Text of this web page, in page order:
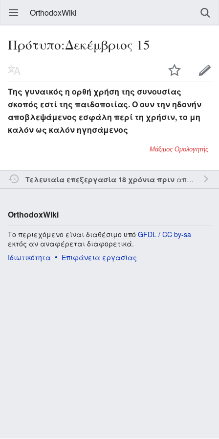
OrthodoxWiki
Πρότυπο:Δεκέμβριος 15
Της γυναικός η ορθή χρήση της συνουσίας
σκοπός εστί της παιδοποιίας. Ο ουν την ηδονήν
αποβλεψάμενος εσφάλη περί τη χρήσιν, το μη
καλόν ως καλόν ηγησάμενος
Μάξιμος Ομολογητής
Τελευταία επεξεργασία 18 χρόνια πριναπό τον την
OrthodoxWiki
Το περιεχόμενο είναι διαθέσιμο υπό GFDL / CC by-sa
εκτός αν αναφέρεται διαφορετικά.
Ιδιωτικότητα
Επιφάνεια εργασίας